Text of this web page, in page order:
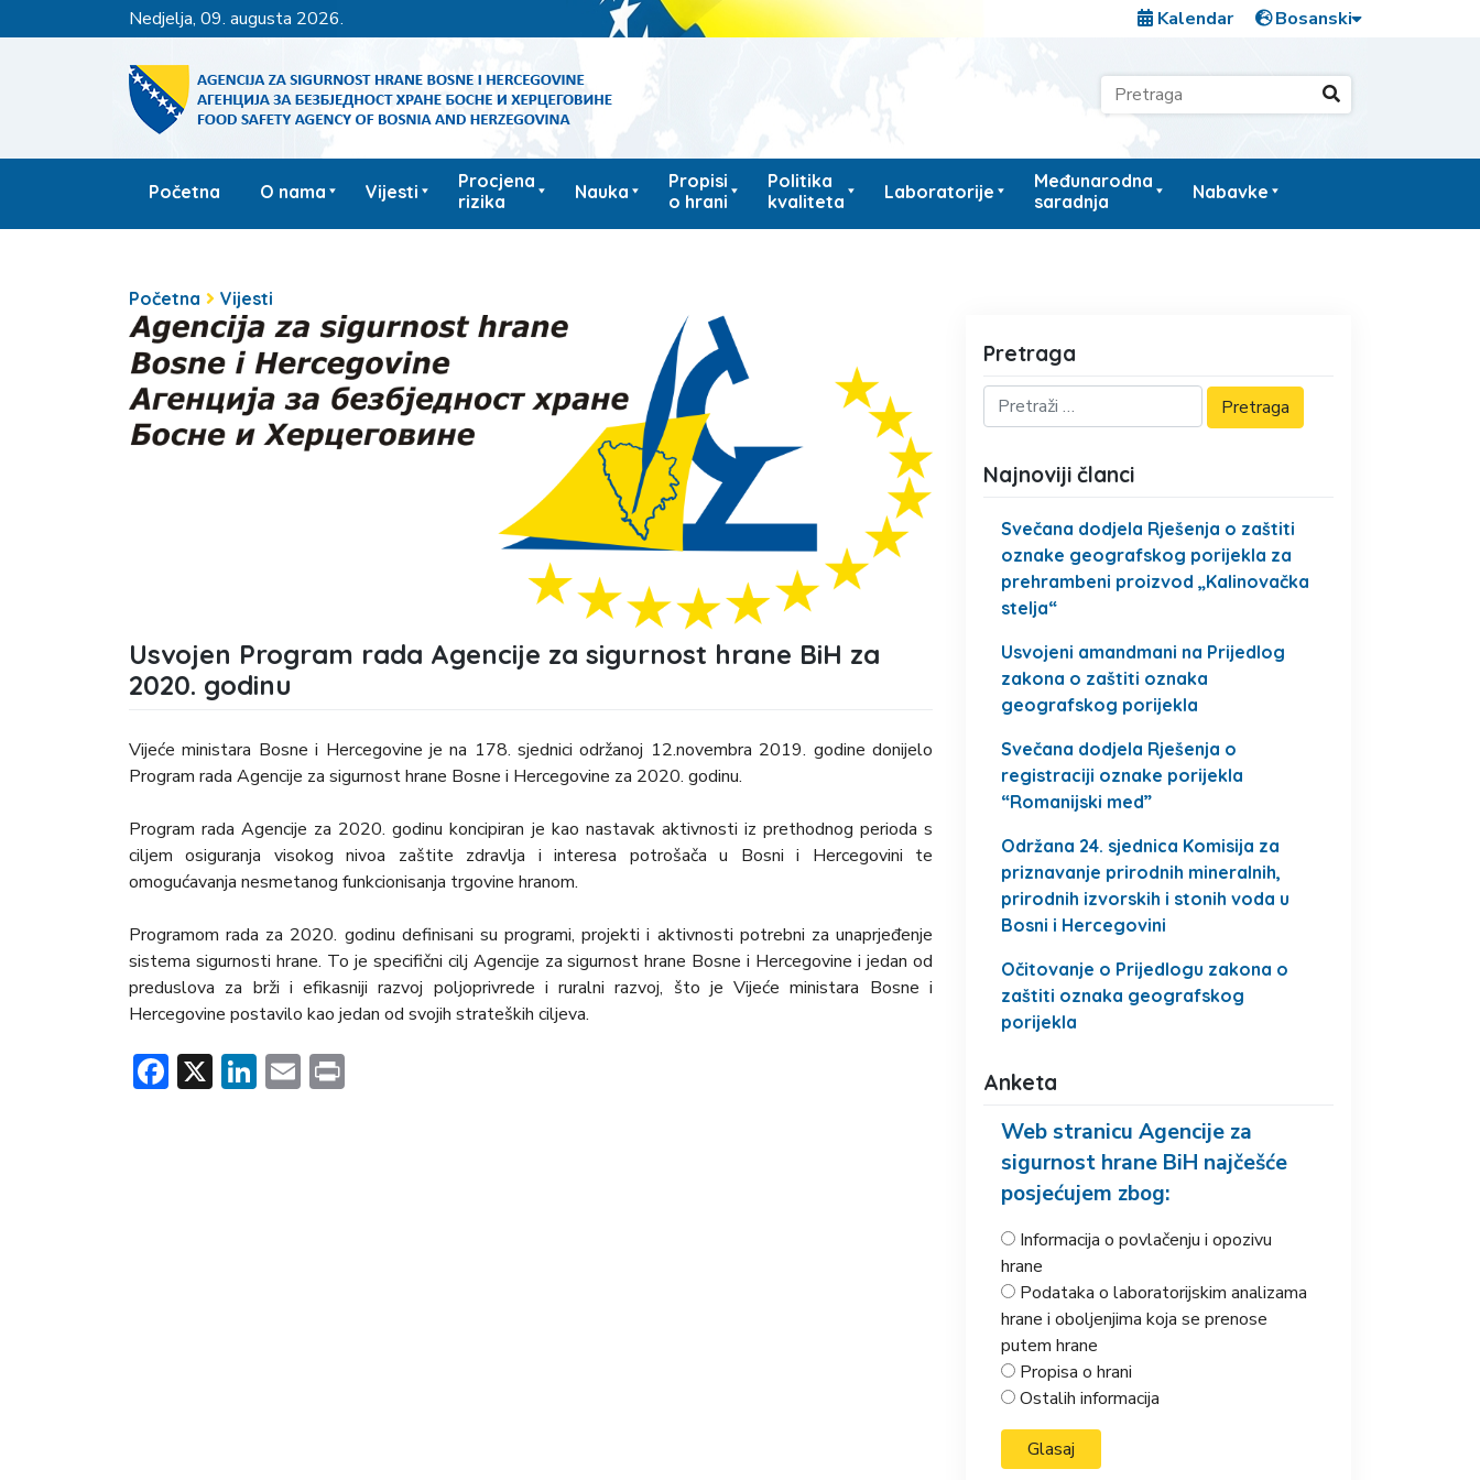
nedjelja, 09. augusta 2026. Kalendar
Početna O nama Vijesti
Procjena
rizika
Nauka
Propisi
o hrani
Politika
kvaliteta
Laboratorije
Međunarodna
saradnja
Nabavke
Početna Vijesti
Usvojen Program rada Agencije za sigurnost hrane BiH za
2020. godinu
Vijeće ministara Bosne i Hercegovine je na 178. sjednici održanoj 12.novembra 2019. godine donijelo
Program rada Agencije za sigurnost hrane Bosne i Hercegovine za 2020. godinu.
Program rada Agencije za 2020. godinu koncipiran je kao nastavak aktivnosti iz prethodnog perioda s
ciljem osiguranja visokog nivoa zaštite zdravlja i interesa potrošača u Bosni i Hercegovini te
omogućavanja nesmetanog funkcionisanja trgovine hranom.
Programom rada za 2020. godinu definisani su programi, projekti i aktivnosti potrebni za unaprjeđenje
sistema sigurnosti hrane. To je specifični cilj Agencije za sigurnost hrane Bosne i Hercegovine i jedan od
preduslova za brži i efikasniji razvoj poljoprivrede i ruralni razvoj, što je Vijeće ministara Bosne i
Hercegovine postavilo kao jedan od svojih strateških ciljeva.
Facebook
X LinkedIn
Email
Pretraga
Najnoviji članci
Svečana dodjela Rješenja o zaštiti
oznake geografskog porijekla za
prehrambeni proizvod „Kalinovačka
stelja“
Usvojeni amandmani na Prijedlog
zakona o zaštiti oznaka
geografskog porijekla
Svečana dodjela Rješenja o
registraciji oznake porijekla
“Romanijski med”
Održana 24. sjednica Komisija za
priznavanje prirodnih mineralnih,
prirodnih izvorskih i stonih voda u
Bosni i Hercegovini
Očitovanje o Prijedlogu zakona o
zaštiti oznaka geografskog
porijekla
Anketa
Web stranicu Agencije za
sigurnost hrane BiH najčešće
posjećujem zbog:
Informacija o povlačenju i opozivu
hrane
Podataka o laboratorijskim analizama
hrane i oboljenjima koja se prenose
putem hrane
Propisa o hrani
Ostalih informacija